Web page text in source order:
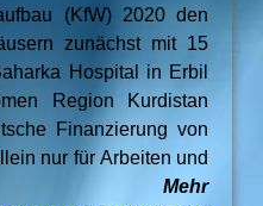
(KfW) 2020 den
zunächst mit 15
Hospital in Erbil
Region Kurdistan
Finanzierung von
nur für Arbeiten und
Mehr